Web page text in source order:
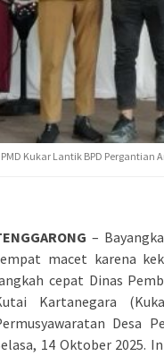
Kukar Lantik BPD Pergantian
–
macet karena
cepat Dinas
Kartanegara
Desa
14 Oktober 2025.